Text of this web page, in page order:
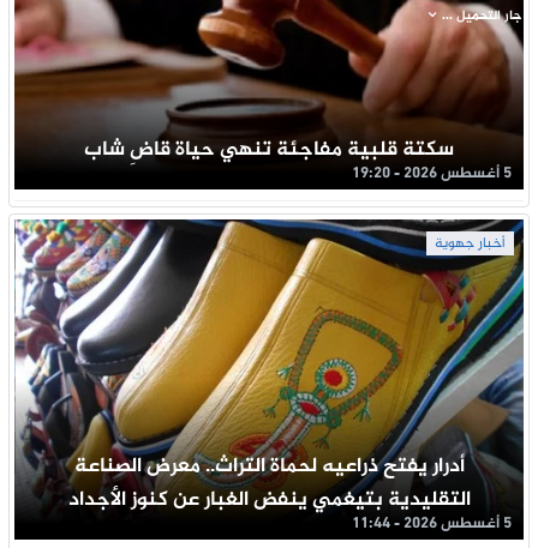
سكتة قلبية مفاجئة تنهي حياة قاضِ شاب
5 أغسطس 2026 - 19:20
أخبار جهوية
أدرار يفتح ذراعيه لحماة التراث.. معرض الصناعة
التقليدية بتيغمي ينفض الغبار عن كنوز الأجداد
5 أغسطس 2026 - 11:44
جار التحميل ...